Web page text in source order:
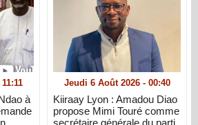
à
Jeudi 6 Août 2026 - 00:40
Kiiraay Lyon : Amadou Diao
propose Mimi Touré comme